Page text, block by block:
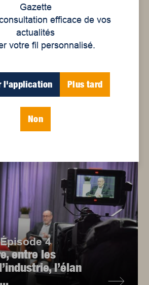
avec Cristina
4
entre les
l’élan
Gazette
efficace de vos
actualités
votre fil personnalisé.
l'application Plus tard
Non